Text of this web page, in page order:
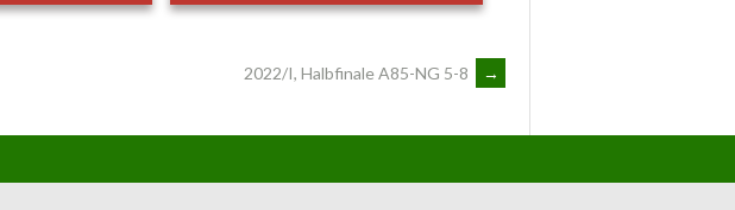
2022/I, Halbfinale A85-NG 5-8 →